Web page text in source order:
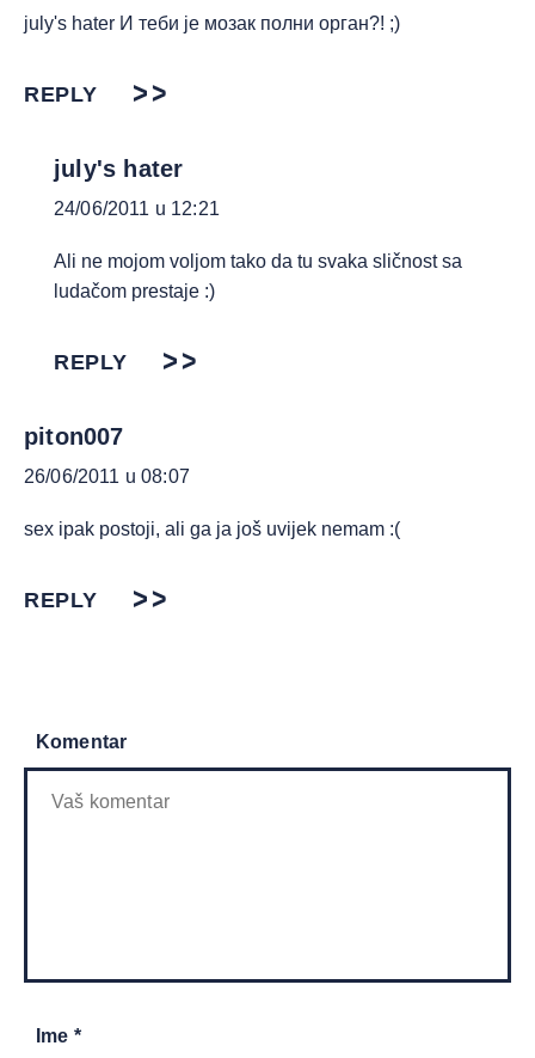
july's hater И теби је мозак полни орган?! ;)
REPLY
july's hater
24/06/2011 u 12:21
Ali ne mojom voljom tako da tu svaka sličnost sa
ludačom prestaje :)
REPLY
piton007
26/06/2011 u 08:07
sex ipak postoji, ali ga ja još uvijek nemam :(
REPLY
Komentar
Ime *